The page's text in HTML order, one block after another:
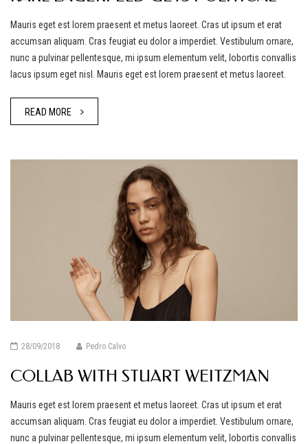
Mauris eget est lorem praesent et metus laoreet. Cras ut ipsum et erat
accumsan aliquam. Cras feugiat eu dolor a imperdiet. Vestibulum ornare,
nunc a pulvinar pellentesque, mi ipsum elementum velit, lobortis convallis
lacus ipsum eget nisl. Mauris eget est lorem praesent et metus laoreet.
READ MORE
28/09/2018 Pedro Calvo
COLLAB WITH STUART WEITZMAN
Mauris eget est lorem praesent et metus laoreet. Cras ut ipsum et erat
accumsan aliquam. Cras feugiat eu dolor a imperdiet. Vestibulum ornare,
nunc a pulvinar pellentesque, mi ipsum elementum velit, lobortis convallis